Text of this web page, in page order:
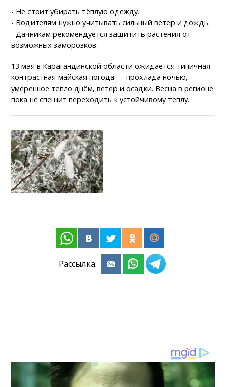
- Не стоит убирать тёплую одежду.
- Водителям нужно учитывать сильный ветер и дождь.
- Дачникам рекомендуется защитить растения от
возможных заморозков.
13 мая в Карагандинской области ожидается типичная
контрастная майская погода — прохлада ночью,
умеренное тепло днём, ветер и осадки. Весна в регионе
пока не спешит переходить к устойчивому теплу.
Рассылка: